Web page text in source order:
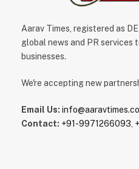
Aarav Times, registered as
global news and PR services
businesses.
We're accepting new
Email Us:
Contact: +91-9971266093,